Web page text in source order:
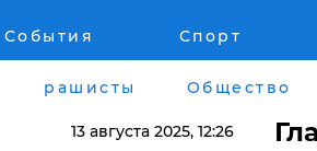
События Спорт
и в Крыму Лайф стайл
рашисты Общество
13 августа 2025, 12:26